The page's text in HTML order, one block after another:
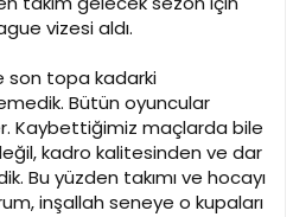
vizesi aldı.
son topa kadarki
Bütün oyuncular
Kaybettiğimiz maçlarda bile
kadro kalitesinden ve dar
Bu yüzden takımı ve hocayı
inşallah seneye o kupaları